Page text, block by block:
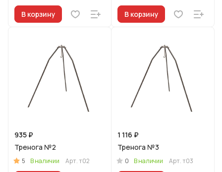
В корзину В корзину
935 ₽
Тренога №2
5 В наличии Арт.т02
1 116 ₽
Тренога №3
0 В наличии Арт.т03